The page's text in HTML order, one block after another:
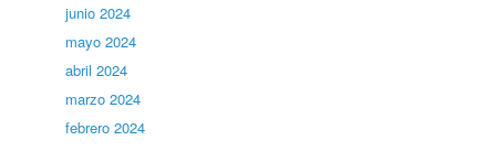
junio 2024
mayo 2024
abril 2024
marzo 2024
febrero 2024